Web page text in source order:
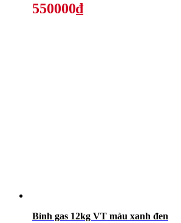
550000₫
Bình gas 12kg VT màu xanh đen